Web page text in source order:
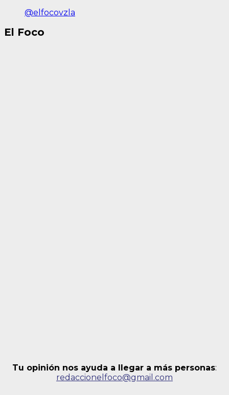
@elfocovzla
El Foco
Tu opinión nos ayuda a llegar a más personas:
redaccionelfoco@gmail.com